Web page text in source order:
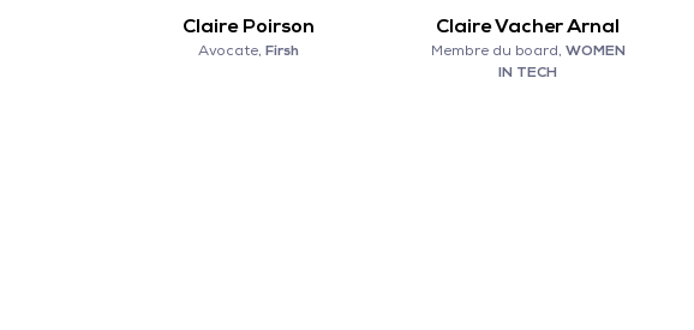
Claire Poirson
Avocate,Firsh
Claire Vacher Arnal
Membre du board, WOMEN
IN TECH